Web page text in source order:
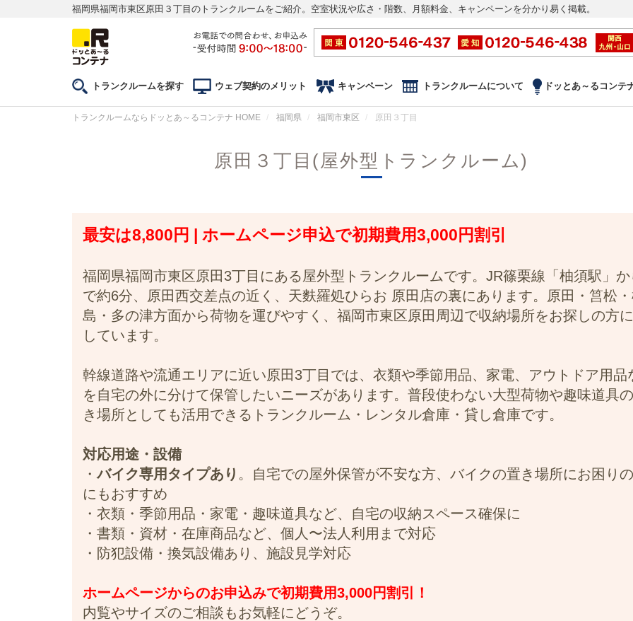
福岡県福岡市東区原田３丁目のトランクルームをご紹介。空室状況や広さ・階数、月額料金、キャンペーンを分かり易く掲載。
トランクルームを探す ウェブ契約のメリット キャンペーン トランクルームについて ドッとあ～るコンテ
トランクルームならドッとあ～るコンテナ HOME 福岡県 福岡市東区 原田３丁目
原田３丁目(屋外型トランクルーム)
最安は8,800円 | ホームページ申込で初期費用3,000円割引
福岡県福岡市東区原田3丁目にある屋外型トランクルームです。JR篠栗線「柚須駅」か
で約6分、原田西交差点の近く、天麩羅処ひらお 原田店の裏にあります。原田・筥松
島・多の津方面から荷物を運びやすく、福岡市東区原田周辺で収納場所をお探しの方
しています。
幹線道路や流通エリアに近い原田3丁目では、衣類や季節用品、家電、アウトドア用品
を自宅の外に分けて保管したいニーズがあります。普段使わない大型荷物や趣味道具
き場所としても活用できるトランクルーム・レンタル倉庫・貸し倉庫です。
対応用途・設備
・バイク専用タイプあり 。自宅での屋外保管が不安な方、バイクの置き場所にお困り
にもおすすめ
・衣類・季節用品・家電・趣味道具など、自宅の収納スペース確保に
・書類・資材・在庫商品など、個人〜法人利用まで対応
・防犯設備・換気設備あり、施設見学対応
ホームページからのお申込みで初期費用3,000円割引！
内覧やサイズのご相談もお気軽にどうぞ。